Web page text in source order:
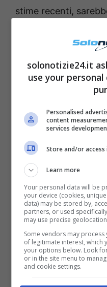
stime recenti,
La manovra
con somme pari o
almeno 10 anni. Per
sarà necessario
chePoste Italiane
libretti postali
perentorio di 180
in cui non ci si
verrà estinto.
solonotizie24.it
use your
Personalised
content
services
Store and/or
Learn more
Your personal data will be
your device (cookies,
data) may be stored by,
partners, or used
may use precise
Some vendors may
of legitimate interest, which
your options below. Look
or in the site menu to
and cookie settings.